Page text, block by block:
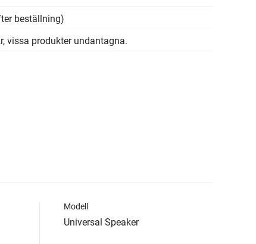
beställning)
vissa produkter undantagna.
Modell
Universal Speaker